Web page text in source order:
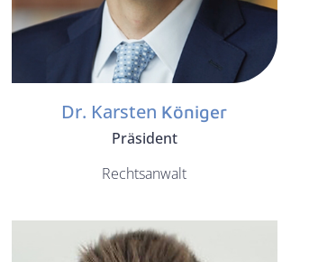
Dr. Karsten Königer
Präsident
Rechtsanwalt